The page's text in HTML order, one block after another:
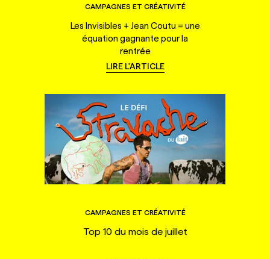
CAMPAGNES ET CRÉATIVITÉ
Les Invisibles + Jean Coutu = une
équation gagnante pour la
rentrée
LIRE L'ARTICLE
CAMPAGNES ET CRÉATIVITÉ
Top 10 du mois de juillet